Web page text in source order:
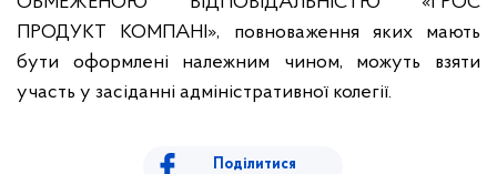
ПРОДУКТ КОМПАНІ», повноваження яких мають
бути оформлені належним чином, можуть взяти
участь у засіданні адміністративної колегії.
Поділитися